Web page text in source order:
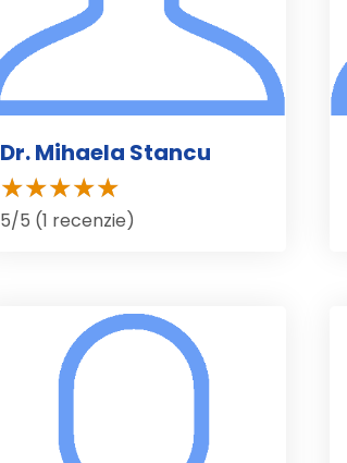
Dr. Mihaela Stancu
5/5 (1 recenzie)